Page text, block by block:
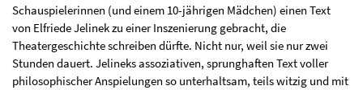
Schauspielerinnen (und einem 10-jährigen Mädchen) einen Text
von Elfriede Jelinek zu einer Inszenierung gebracht, die
Theatergeschichte schreiben dürfte. Nicht nur, weil sie nur zwei
Stunden dauert. Jelineks assoziativen, sprunghaften Text voller
philosophischer Anspielungen so unterhaltsam, teils witzig und mit